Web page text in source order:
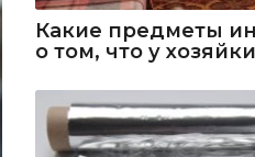
Какие предметы
о том, что у